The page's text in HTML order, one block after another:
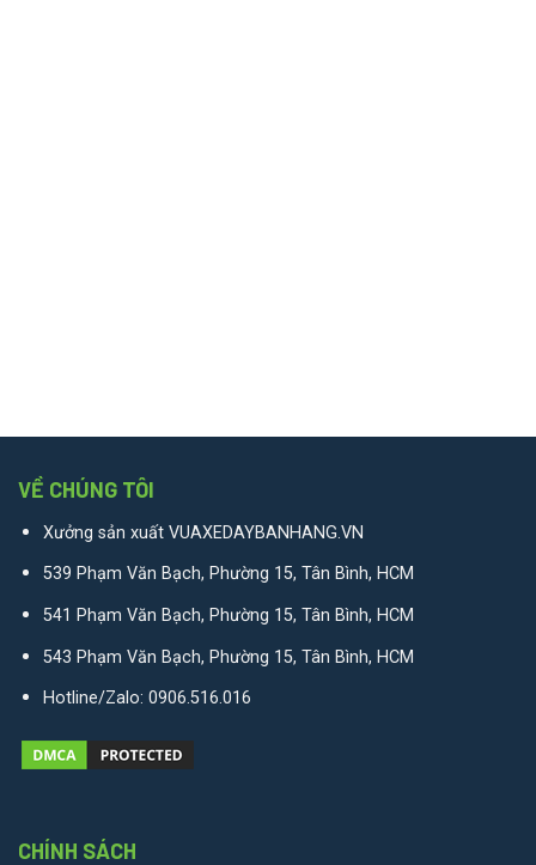
VỀ CHÚNG TÔI
Xưởng sản xuất VUAXEDAYBANHANG.VN
539 Phạm Văn Bạch, Phường 15, Tân Bình, HCM
541 Phạm Văn Bạch, Phường 15, Tân Bình, HCM
543 Phạm Văn Bạch, Phường 15, Tân Bình, HCM
Hotline/Zalo: 0906.516.016
CHÍNH SÁCH